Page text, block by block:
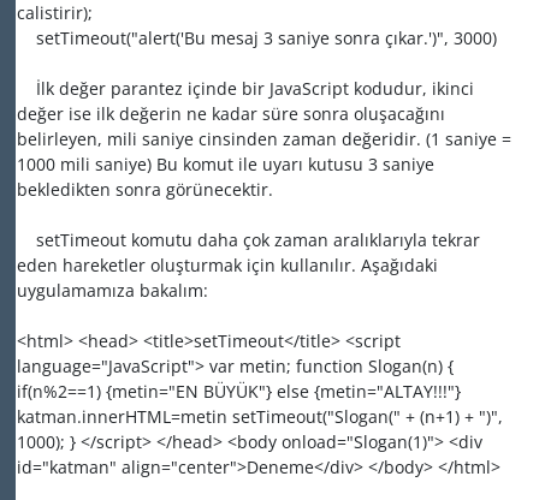
calistirir);
setTimeout("alert('Bu mesaj 3 saniye sonra çıkar.')", 3000)
İlk değer parantez içinde bir JavaScript kodudur, ikinci
değer ise ilk değerin ne kadar süre sonra oluşacağını
belirleyen, mili saniye cinsinden zaman değeridir. (1 saniye =
1000 mili saniye) Bu komut ile uyarı kutusu 3 saniye
bekledikten sonra görünecektir.
setTimeout komutu daha çok zaman aralıklarıyla tekrar
eden hareketler oluşturmak için kullanılır. Aşağıdaki
uygulamamıza bakalım:
<html> <head> <title>setTimeout</title> <script
language="JavaScript"> var metin; function Slogan(n) {
if(n%2==1) {metin="EN BÜYÜK"} else {metin="ALTAY!!!"}
katman.innerHTML=metin setTimeout("Slogan(" + (n+1) + ")",
1000); } </script> </head> <body onload="Slogan(1)"> <div
id="katman" align="center">Deneme</div> </body> </html>